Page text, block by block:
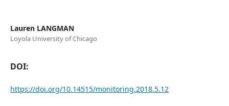
Lauren LANGMAN
Loyola University of Chicago
DOI:
https://doi.org/10.14515/monitoring.2018.5.12